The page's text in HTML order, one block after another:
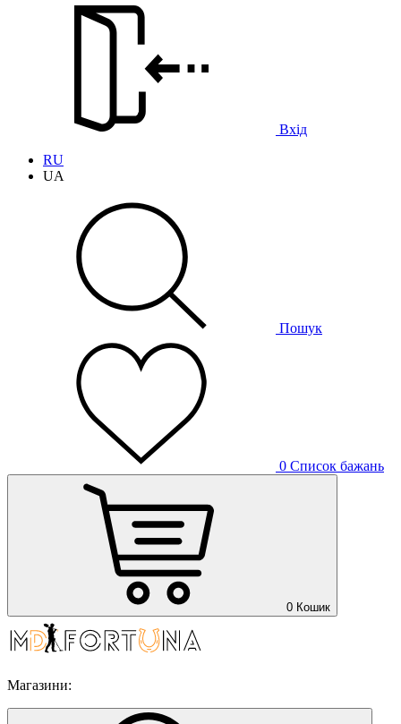
Вхід
RU
UA
Пошук
0 Список бажань
0 Кошик
Магазини: